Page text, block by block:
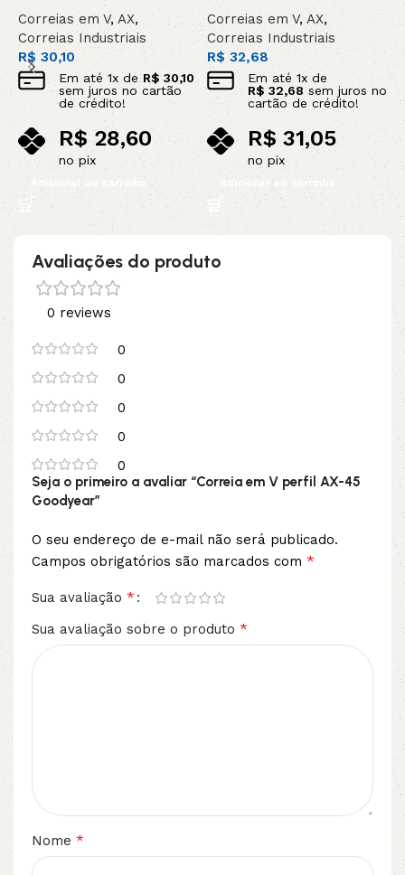
Correias em V,AX,
Correias Industriais
R$30,10
Em até 1x deR$30,10
sem juros no cartão
de crédito!
R$28,60
no pix
Adicionar ao carrinho
Correias em V,AX,
Correias Industriais
R$ 32,68
Em até1x de
R$32,68 sem juros no
cartão de crédito!
R$31,05
no pix
Adicionar ao carrinho
Avaliações do produto
0 reviews
0
0
0
0
0
Seja o primeiro a avaliar “Correia em V perfil AX-45
Goodyear”
O seu endereço de e-mail não será publicado.
Campos obrigatórios são marcados com *
Sua avaliação *
Sua avaliação sobre o produto *
Nome *